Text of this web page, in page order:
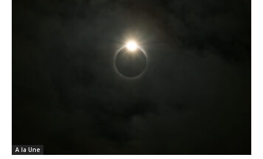
A la Une